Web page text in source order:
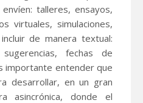
talleres, ensayos,
virtuales, simulaciones,
de manera textual:
fechas de
importante entender que
desarrollar, en un gran
asincrónica, donde el